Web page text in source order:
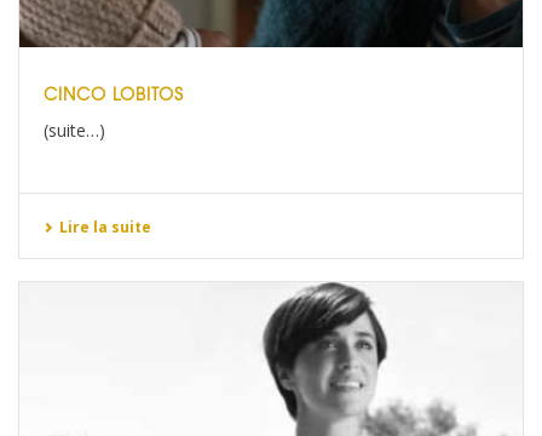
CINCO LOBITOS
(suite…)
Lire la suite